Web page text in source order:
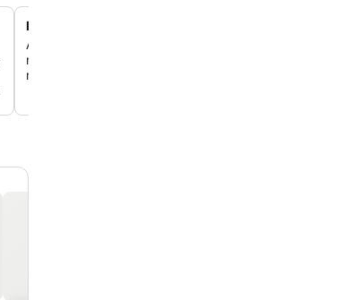
Perto das trilhas do Monte Olimpo
Acesse o famoso caminho de Enipeas e várias trilhas
no Monte Olimpo diretamente do hotel, ideal para os
natureza.